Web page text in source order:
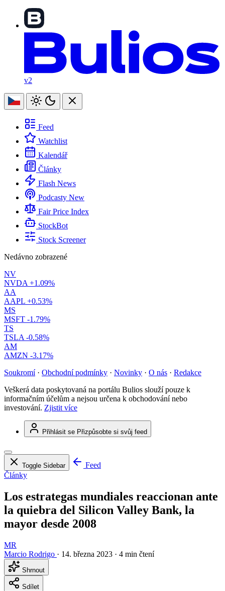
v2
Feed
Watchlist
Kalendář
Články
Flash News
Podcasty New
Fair Price Index
StockBot
Stock Screener
Nedávno zobrazené
NV
NVDA +1.09%
AA
AAPL +0.53%
MS
MSFT -1.79%
TS
TSLA -0.58%
AM
AMZN -3.17%
Soukromí · Obchodní podmínky · Novinky · O nás · Redakce
Veškerá data poskytovaná na portálu Bulios slouží pouze k
informačním účelům a nejsou určena k obchodování nebo
investování. Zjistit více
Přihlásit se Přizpůsobte si svůj feed
Toggle Sidebar
Feed
Články
Los estrategas mundiales reaccionan ante
la quiebra del Silicon Valley Bank, la
mayor desde 2008
MR
Marcio Rodrigo · 14. března 2023 · 4 min čtení
Shrnout
Sdílet